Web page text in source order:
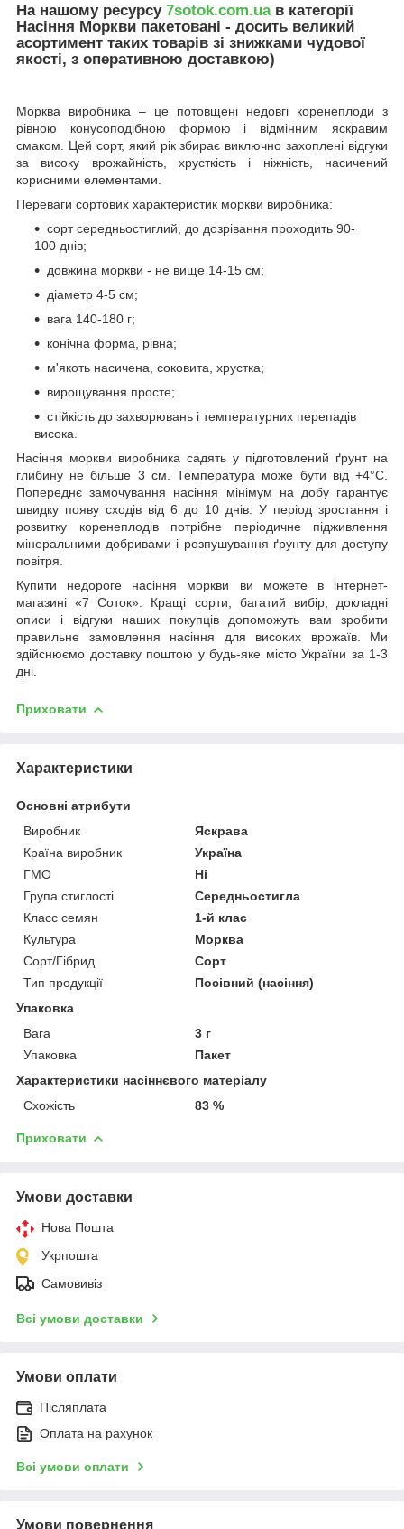
На нашому ресурсу 7sotok.com.uaв категорії
Насіння Моркви пакетовані - досить великий
асортимент таких товарів зі знижками чудової
якості, з оперативною доставкою)
Морква виробника – це потовщені недовгі коренеплоди з
рівною конусоподібною формою і відмінним яскравим
смаком. Цей сорт, який рік збирає виключно захоплені відгуки
за високу врожайність, хрусткість і ніжність, насичений
корисними елементами.
Переваги сортових характеристик моркви виробника:
сорт середньостиглий, до дозрівання проходить 90-
100 днів;
довжина моркви - не вище 14-15 см;
діаметр 4-5 см;
вага 140-180 г;
конічна форма, рівна;
м'якоть насичена, соковита, хрустка;
вирощування просте;
стійкість до захворювань і температурних перепадів
висока.
Насіння моркви виробника садять у підготовлений ґрунт на
глибину не більше 3 см. Температура може бути від +4°С.
Попереднє замочування насіння мінімум на добу гарантує
швидку появу сходів від 6 до 10 днів. У період зростання і
розвитку коренеплодів потрібне періодичне підживлення
мінеральними добривами і розпушування ґрунту для доступу
повітря.
Купити недороге насіння моркви ви можете в інтернет-
магазині «7 Соток». Кращі сорти, багатий вибір, докладні
описи і відгуки наших покупців допоможуть вам зробити
правильне замовлення насіння для високих врожаїв. Ми
здійснюємо доставку поштою у будь-яке місто України за 1-3
дні.
Приховати
Характеристики
Основні атрибути
Виробник
Яскрава
Країна виробник
Україна
ГМО
Ні
Група стиглості
Середньостигла
Класс семян
1-й клас
Культура
Морква
Сорт/Гібрид
Сорт
Тип продукції
Посівний (насіння)
Упаковка
Вага
3 г
Упаковка
Пакет
Характеристики насіннєвого матеріалу
Схожість
83 %
Приховати
Умови доставки
Нова Пошта
Укрпошта
Самовивіз
Всі умови доставки
Умови оплати
Післяплата
Оплата на рахунок
Всі умови оплати
Умови повернення